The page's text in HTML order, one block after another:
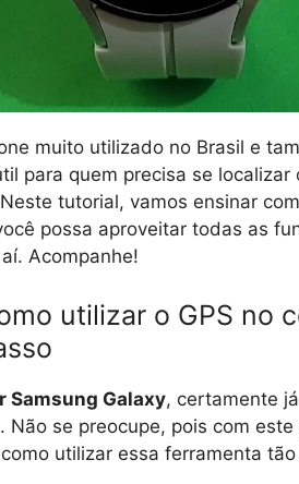
muito utilizado no Brasil e
para quem precisa se
tutorial, vamos ensinar
possa aproveitar todas as
Acompanhe!
utilizar o GPS no
Samsung Galaxy, certamente
Não se preocupe, pois com
utilizar essa ferramenta